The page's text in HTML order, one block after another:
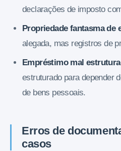
declarações de imposto
Propriedade fantasma de
alegada, mas registros de
Empréstimo mal
estruturado para depender
de bens pessoais.
Erros de
casos